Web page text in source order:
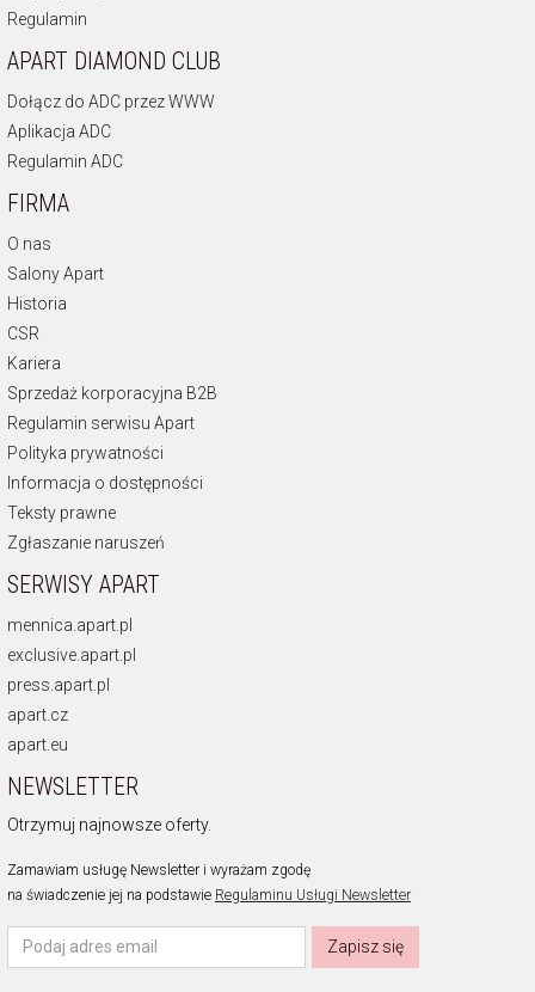
Regulamin
APART DIAMOND CLUB
Dołącz do ADC przez WWW
Aplikacja ADC
Regulamin ADC
FIRMA
O nas
Salony Apart
Historia
CSR
Kariera
Sprzedaż korporacyjna B2B
Regulamin serwisu Apart
Polityka prywatności
Informacja o dostępności
Teksty prawne
Zgłaszanie naruszeń
SERWISY APART
mennica.apart.pl
exclusive.apart.pl
press.apart.pl
apart.cz
apart.eu
NEWSLETTER
Otrzymuj najnowsze oferty.
Zamawiam usługę Newsletter i wyrażam zgodę
na świadczenie jej na podstawie Regulaminu Usługi Newsletter
Zapisz się